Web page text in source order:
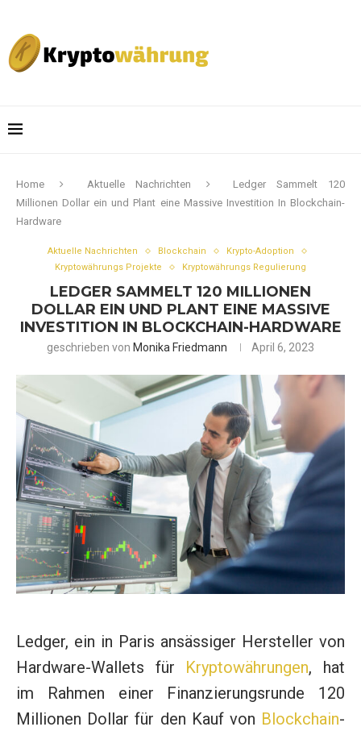
Home Aktuelle Nachrichten
Ledger Sammelt 120
Millionen Dollar ein und Plant eine Massive Investition In Blockchain-
Hardware
Aktuelle Nachrichten Blockchain
Krypto-Adoption
Kryptowährungs Projekte
Kryptowährungs Regulierung
LEDGER SAMMELT 120 MILLIONEN
DOLLAR EIN UND PLANT EINE MASSIVE
INVESTITION IN BLOCKCHAIN-HARDWARE
geschrieben von Monika Friedmann April 6, 2023
Ledger, ein in Paris ansässiger Hersteller von
Hardware-Wallets für Kryptowährungen, hat
im Rahmen einer Finanzierungsrunde 120
Millionen Dollar für den Kauf von Blockchain-